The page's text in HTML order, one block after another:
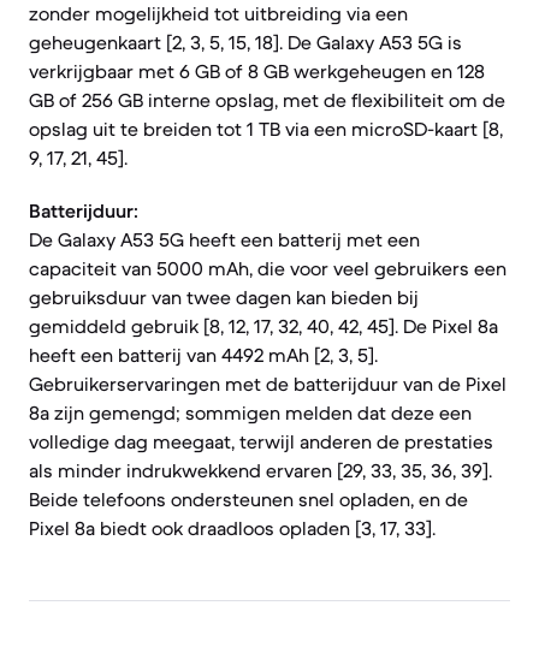
zonder mogelijkheid tot uitbreiding via een
geheugenkaart [2, 3, 5, 15, 18]. De Galaxy A53 5G is
verkrijgbaar met 6 GB of 8 GB werkgeheugen en 128
GB of 256 GB interne opslag, met de flexibiliteit om de
opslag uit te breiden tot 1 TB via een microSD-kaart [8,
9, 17, 21, 45].
Batterijduur:
De Galaxy A53 5G heeft een batterij met een
capaciteit van 5000 mAh, die voor veel gebruikers een
gebruiksduur van twee dagen kan bieden bij
gemiddeld gebruik [8, 12, 17, 32, 40, 42, 45]. De Pixel 8a
heeft een batterij van 4492 mAh [2, 3, 5].
Gebruikerservaringen met de batterijduur van de Pixel
8a zijn gemengd; sommigen melden dat deze een
volledige dag meegaat, terwijl anderen de prestaties
als minder indrukwekkend ervaren [29, 33, 35, 36, 39].
Beide telefoons ondersteunen snel opladen, en de
Pixel 8a biedt ook draadloos opladen [3, 17, 33].